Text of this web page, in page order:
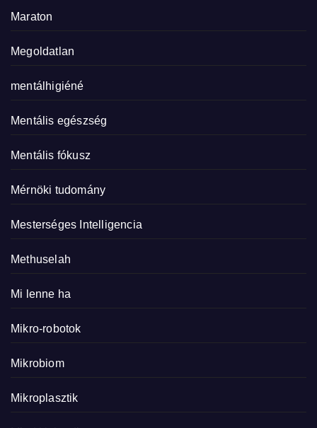
Maraton
Megoldatlan
mentálhigiéné
Mentális egészség
Mentális fókusz
Mérnöki tudomány
Mesterséges Intelligencia
Methuselah
Mi lenne ha
Mikro-robotok
Mikrobiom
Mikroplasztik